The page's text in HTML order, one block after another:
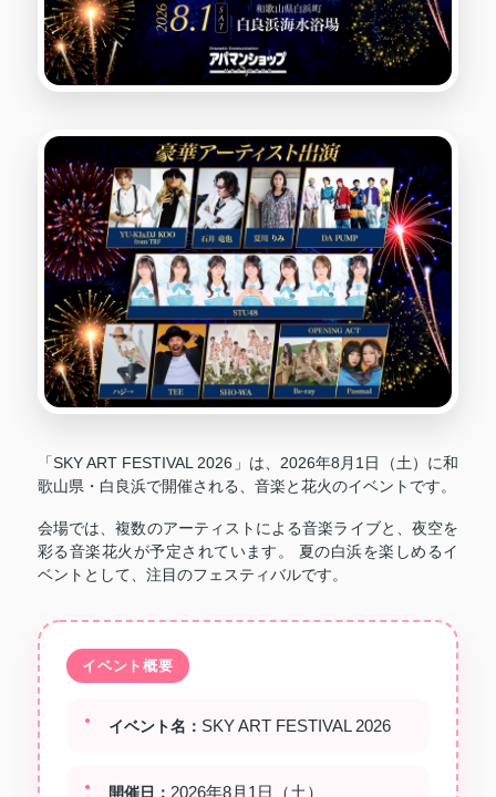
「SKY ART FESTIVAL 2026」は、2026年8月1日（土）に和
歌山県・白良浜で開催される、音楽と花火のイベントです。
会場では、複数のアーティストによる音楽ライブと、夜空を
彩る音楽花火が予定されています。 夏の白浜を楽しめるイ
ベントとして、注目のフェスティバルです。
イベント概要
イベント名： SKY ART FESTIVAL 2026
開催日： 2026年8月1日（土）